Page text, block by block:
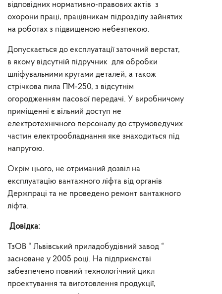
відповідних нормативно-правових актів з
охорони праці, працівникам підрозділу зайнятих
на роботах з підвищеною небезпекою.
Допускається до експлуатації заточний верстат,
в якому відсутній підручник для обробки
шліфувальними кругами деталей, а також
стрічкова пила ПМ-250, з відсутнім
огородженням пасової передачі. У виробничому
приміщенні є вільний доступ не
електротехнічного персоналу до струмоведучих
частин електрообладнання яке знаходиться під
напругою.
Окрім цього, не отриманий дозвіл на
експлуатацію вантажного ліфта від органів
Держпраці та не проведено ремонт вантажного
ліфта.
Довідка:
ТзОВ “ Львівський приладобудівний завод “
засноване у 2005 році. На підприємстві
забезпечено повний технологічний цикл
проектування та виготовлення продукції,